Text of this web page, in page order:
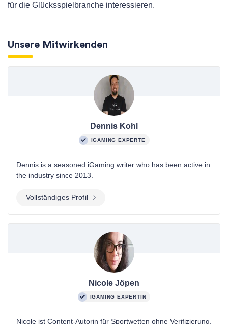
für die Glücksspielbranche interessieren.
Unsere Mitwirkenden
Dennis Kohl
IGAMING EXPERTE
Dennis is a seasoned iGaming writer who has been active in
the industry since 2013.
Vollständiges Profil
Nicole Jöpen
IGAMING EXPERTIN
Nicole ist Content-Autorin für Sportwetten ohne Verifizierung.